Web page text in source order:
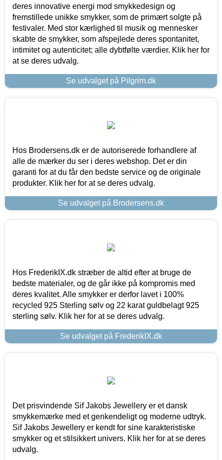
deres innovative energi mod smykkedesign og
fremstillede unikke smykker, som de primært solgte på
festivaler. Med stor kærlighed til musik og mennesker
skabte de smykker, som afspejlede deres spontanitet,
intimitet og autenticitet; alle dybtfølte værdier. Klik her for
at se deres udvalg.
Se udvalget på Pilgrim.dk
Hos Brodersens.dk er de autoriserede forhandlere af
alle de mærker du ser i deres webshop. Det er din
garanti for at du får den bedste service og de originale
produkter. Klik her for at se deres udvalg.
Se udvalget på Brodersens.dk
Hos FrederikIX.dk stræber de altid efter at bruge de
bedste materialer, og de går ikke på kompromis med
deres kvalitet. Alle smykker er derfor lavet i 100%
recycled 925 Sterling sølv og 22 karat guldbelagt 925
sterling sølv. Klik her for at se deres udvalg.
Se udvalget på FrederikIX.dk
Det prisvindende Sif Jakobs Jewellery er et dansk
smykkemærke med et genkendeligt og moderne udtryk.
Sif Jakobs Jewellery er kendt for sine karakteristiske
smykker og et stilsikkert univers. Klik her for at se deres
udvalg.